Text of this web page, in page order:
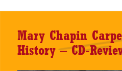
Mary Chapin
History – CD-